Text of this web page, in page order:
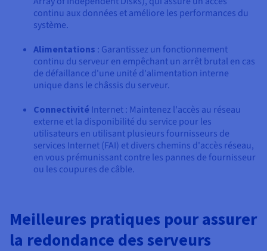
continu aux données et améliore les performances du
système.
Alimentations : Garantissez un fonctionnement
continu du serveur en empêchant un arrêt brutal en cas
de défaillance d'une unité d'alimentation interne
unique dans le châssis du serveur.
Connectivité Internet : Maintenez l'accès au réseau
externe et la disponibilité du service pour les
utilisateurs en utilisant plusieurs fournisseurs de
services Internet (FAI) et divers chemins d'accès réseau,
en vous prémunissant contre les pannes de fournisseur
ou les coupures de câble.
Meilleures pratiques pour assurer
la redondance des serveurs